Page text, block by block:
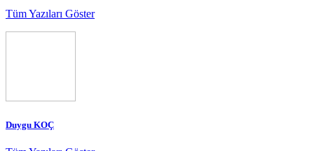
Tüm Yazıları Göster
Duygu KOÇ